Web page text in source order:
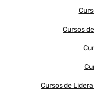
Cursos
Cursos de